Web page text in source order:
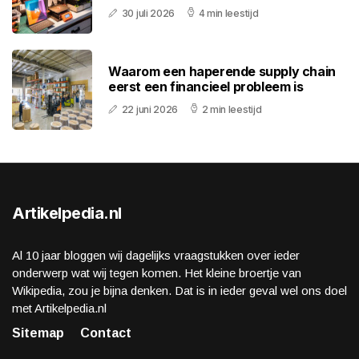
30 juli 2026 4 min leestijd
Waarom een haperende supply chain
eerst een financieel probleem is
22 juni 2026 2 min leestijd
Artikelpedia.nl
Al 10 jaar bloggen wij dagelijks vraagstukken over ieder
onderwerp wat wij tegen komen. Het kleine broertje van
Wikipedia, zou je bijna denken. Dat is in ieder geval wel ons doel
met Artikelpedia.nl
Sitemap
Contact